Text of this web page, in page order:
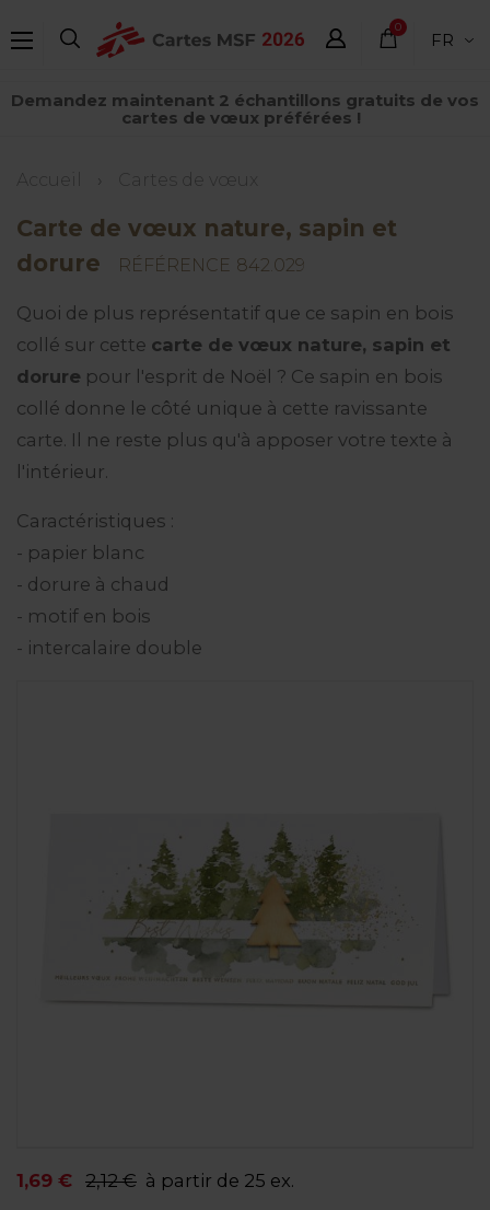
au
principal
Demandez maintenant 2 échantillons gratuits de vos
cartes de vœux préférées !
0
élémentFR
Fil
Accueil Cartes de vœux
Carte de vœux nature, sapin et
dorure
RÉFÉRENCE 842.029
Quoi de plus représentatif que ce sapin en bois
collé sur cette carte de vœux nature, sapin et
dorure pour l'esprit de Noël ? Ce sapin en bois
collé donne le côté unique à cette ravissante
carte. Il ne reste plus qu'à apposer votre texte à
l'intérieur.
Caractéristiques :
- papier blanc
- dorure à chaud
- motif en bois
- intercalaire double
1,69 € 2,12 € à partir de 25 ex.